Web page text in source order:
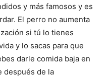
y más famosos y es
El perro no aumenta
si tú lo tienes
y lo sacas para que
darle comida baja en
después de la